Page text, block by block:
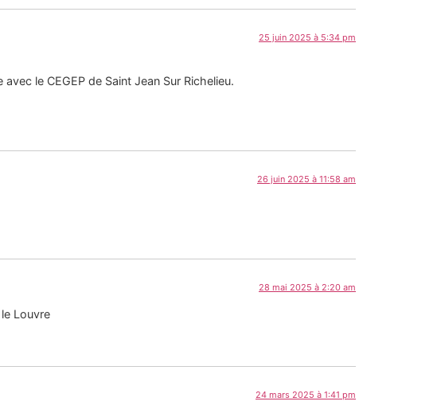
25 juin 2025 à 5:34 pm
le CEGEP de Saint Jean Sur Richelieu.
26 juin 2025 à 11:58 am
28 mai 2025 à 2:20 am
Louvre
24 mars 2025 à 1:41 pm